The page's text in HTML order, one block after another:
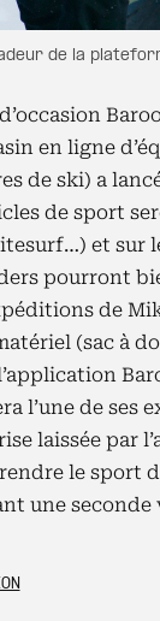
de la
en ligne
de ski) a
de sport
et sur
pourront
de
(sac à
l’une de ses
laissée par
le sport
une seconde